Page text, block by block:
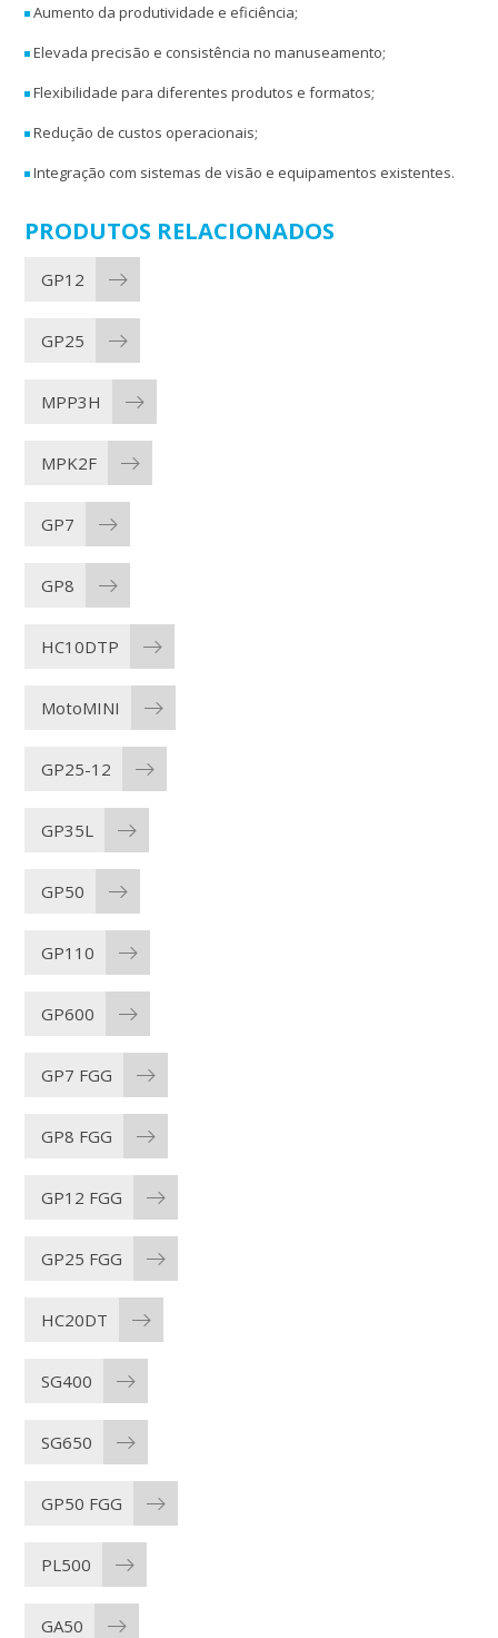
Aumento da produtividade e eficiência;
Elevada precisão e consistência no manuseamento;
Flexibilidade para diferentes produtos e formatos;
Redução de custos operacionais;
Integração com sistemas de visão e equipamentos existentes.
PRODUTOS RELACIONADOS
GP12
GP25
MPP3H
MPK2F
GP7
GP8
HC10DTP
MotoMINI
GP25-12
GP35L
GP50
GP110
GP600
GP7 FGG
GP8 FGG
GP12 FGG
GP25 FGG
HC20DT
SG400
SG650
GP50 FGG
PL500
GA50